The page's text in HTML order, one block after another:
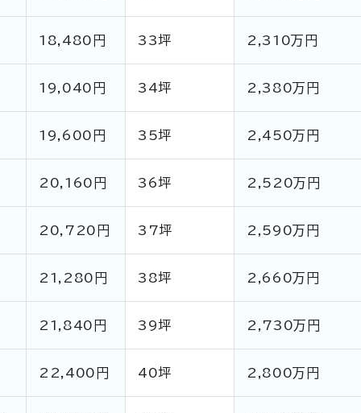
18,480円 33坪 2,310万円
19,040円 34坪 2,380万円
19,600円 35坪 2,450万円
20,160円 36坪 2,520万円
20,720円 37坪 2,590万円
21,280円 38坪 2,660万円
21,840円 39坪 2,730万円
22,400円 40坪 2,800万円